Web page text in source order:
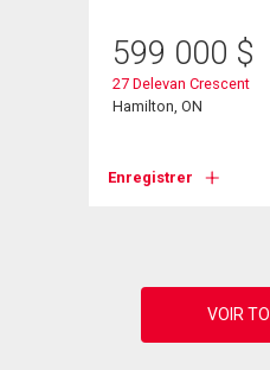
599 000 $
27 Delevan Crescent
Hamilton, ON
Enregistrer